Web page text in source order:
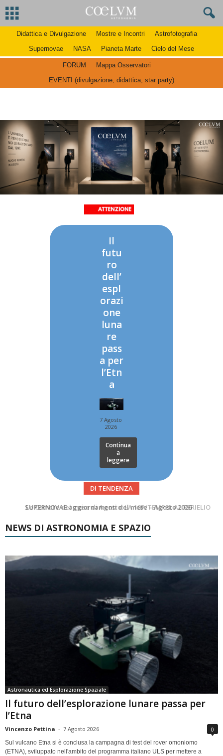
Didattica e Divulgazione Mostre e Incontri
Astrofotografia
Supernovae
NASA Pianeta Marte Cielo del Mese
FORUM
Mappa Osservatori
EVENTI (divulgazione, didattica, star party)
Il
futu
ro
dell’
espl
orazi
one
luna
re
pass
a per
l’Etn
a
7 Agosto
2026
Continua
a
leggere
DI TENDENZA
Le Comete del mese di Agosto: LA 10P/TEMPEL AL PERIELIO
NEWS DI ASTRONOMIA E SPAZIO
Astronautica ed Esplorazione Spaziale
Il futuro dell’esplorazione lunare passa per
l’Etna
Vincenzo Pettina - 7 Agosto 2026 0
Sul vulcano Etna si è conclusa la campagna di test del rover omoniomo
(ETNA), sviluppato nell'ambito del programma italiano ULS per mettere a